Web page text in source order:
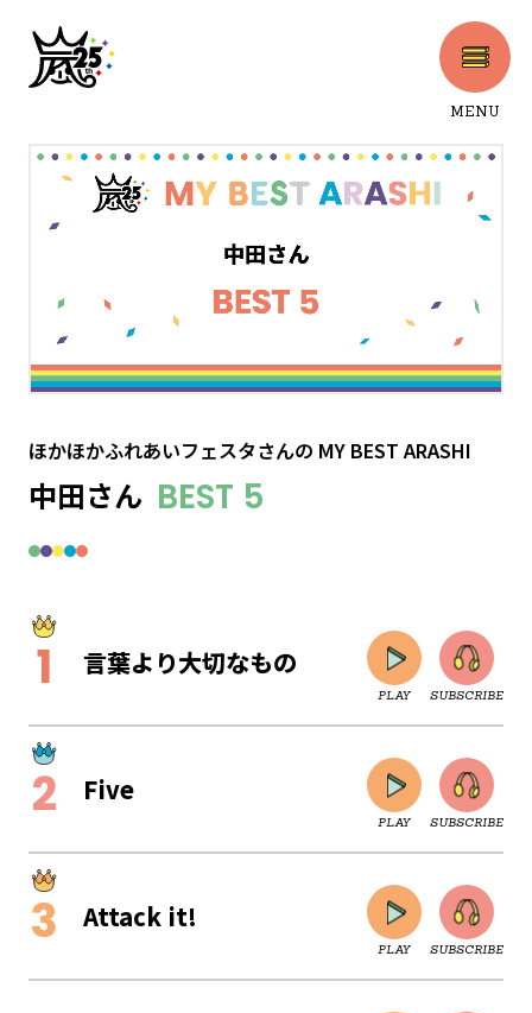
MENU
ほかほかふれあいフェスタさんの MY BEST ARASHI
中田さん BEST 5
言葉より大切なもの
PLAY SUBSCRIBE
Five
PLAY SUBSCRIBE
Attack it!
PLAY SUBSCRIBE